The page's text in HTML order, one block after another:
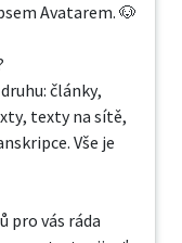
Avatarem. 🐶
články,
texty na sítě,
Vše je
pro vás ráda